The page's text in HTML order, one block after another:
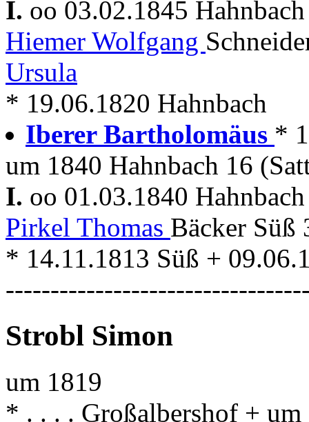
I. oo 03.02.1845
Hiemer Wolfgang
Ursula
* 19.06.1820 Hahnbach
Iberer Bartholomäus *
um 1840 Hahnbach 16
I. oo 01.03.1840
Pirkel Thomas Bäcker Süß
* 14.11.1813 Süß +
Strobl Simon
um 1819
* . . . . Großalbershof + um